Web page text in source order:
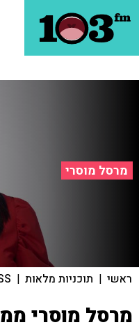
מרסל מוסרי
ראשי | תוכניות מלאות |
מרסל מוסרי